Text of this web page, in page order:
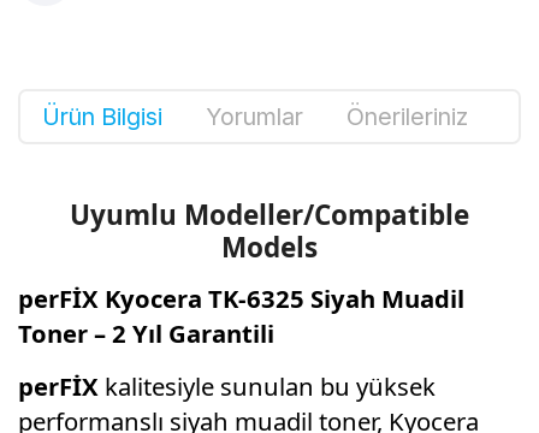
Ürün Bilgisi Yorumlar Önerileriniz
Uyumlu Modeller/Compatible
Models
perFİX Kyocera TK-6325 Siyah Muadil
Toner – 2 Yıl Garantili
perFİX kalitesiyle sunulan bu yüksek
performanslı siyah muadil toner, Kyocera